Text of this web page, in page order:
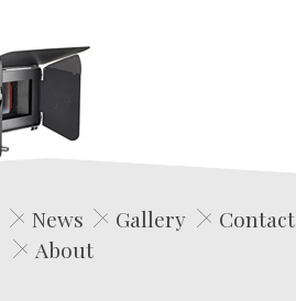
Edwin Film Agencja Aktorska
News Gallery
Contact
About